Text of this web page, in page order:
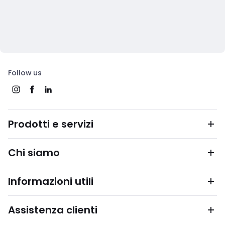
Follow us
Prodotti e servizi
Chi siamo
Informazioni utili
Assistenza clienti